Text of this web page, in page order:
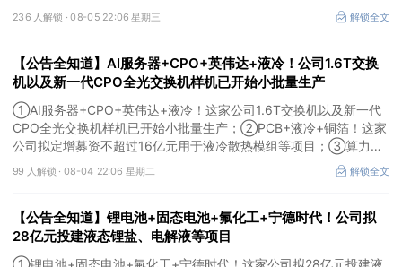
作；③MLCC+光模块+商业航天+军工！公司拟定增募资不超3亿元
用于MLCC相关项目。
236 人解锁 ·08-05 22:06 星期三 解锁全文
【公告全知道】AI服务器+CPO+英伟达+液冷！公司1.6T交换
机以及新一代CPO全光交换机样机已开始小批量生产
①AI服务器+CPO+英伟达+液冷！这家公司1.6T交换机以及新一代
CPO全光交换机样机已开始小批量生产；②PCB+液冷+铜箔！这家
公司拟定增募资不超过16亿元用于液冷散热模组等项目；③算力
+云计算+华为鲲鹏！公司签署超46亿元算力服务合同。
99 人解锁 · 08-04 22:06 星期二 解锁全文
【公告全知道】锂电池+固态电池+氟化工+宁德时代！公司拟
28亿元投建液态锂盐、电解液等项目
①锂电池+固态电池+氟化工+宁德时代！这家公司拟28亿元投建液